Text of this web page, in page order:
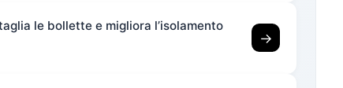
le bollette e migliora l’isolamento
→